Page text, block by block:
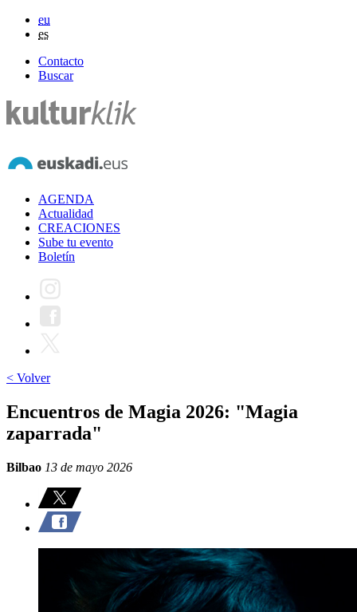
eu
es
Contacto
Buscar
AGENDA
Actualidad
CREACIONES
Sube tu evento
Boletín
< Volver
Encuentros de Magia 2026: "Magia
zaparrada"
Bilbao 13 de mayo 2026